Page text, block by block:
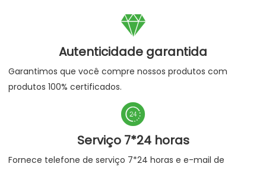

Autenticidade garantida
Garantimos que você compre nossos produtos com
produtos 100% certificados.

Serviço 7*24 horas
Fornece telefone de serviço 7*24 horas e e-mail de